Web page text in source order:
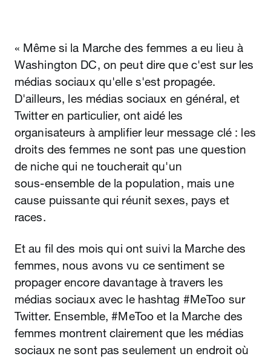
« Même si la Marche des femmes a eu lieu à
Washington DC, on peut dire que c'est sur les
médias sociaux qu'elle s'est propagée.
D'ailleurs, les médias sociaux en général, et
Twitter en particulier, ont aidé les
organisateurs à amplifier leur message clé : les
droits des femmes ne sont pas une question
de niche qui ne toucherait qu'un
sous‑ensemble de la population, mais une
cause puissante qui réunit sexes, pays et
races.
Et au fil des mois qui ont suivi la Marche des
femmes, nous avons vu ce sentiment se
propager encore davantage à travers les
médias sociaux avec le hashtag #MeToo sur
Twitter. Ensemble, #MeToo et la Marche des
femmes montrent clairement que les médias
sociaux ne sont pas seulement un endroit où